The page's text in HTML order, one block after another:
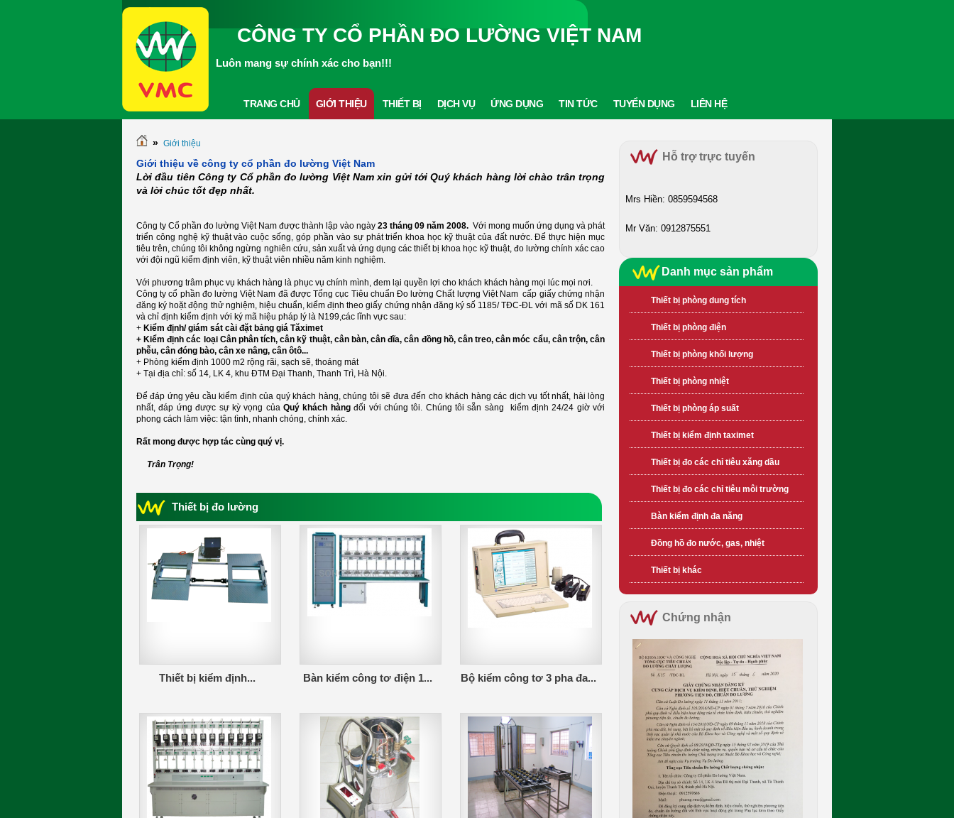
CÔNG TY CỔ PHẦN ĐO LƯỜNG VIỆT NAM
Luôn mang sự chính xác cho bạn!!!
TRANG CHỦ GIỚI THIỆU THIẾT BỊ DỊCH VỤ ỨNG DỤNG TIN TỨC TUYỂN DỤNG LIÊN HỆ
» Giới thiệu
Giới thiệu về công ty cổ phần đo lường Việt Nam
Lời đầu tiên Công ty Cổ phần đo lường Việt Nam xin gửi tới Quý khách hàng lời chào trân trọng
và lời chúc tốt đẹp nhất.
Công ty Cổ phần đo lường Việt Nam được thành lập vào ngày 23 tháng 09 năm 2008. Với mong muốn ứng dụng và phát
triển công nghệ kỹ thuật vào cuộc sống, góp phần vào sự phát triển khoa học kỹ thuật của đất nước. Để thực hiện mục
tiêu trên, chúng tôi không ngừng nghiên cứu, sản xuất và ứng dụng các thiết bị khoa học kỹ thuật, đo lường chính xác cao
với đội ngũ kiểm định viên, kỹ thuật viên nhiều năm kinh nghiệm.
Với phương trâm phục vụ khách hàng là phục vụ chính mình, đem lại quyền lợi cho khách khách hàng mọi lúc mọi nơi.
Công ty cổ phần đo lường Việt Nam đã được Tổng cục Tiêu chuẩn Đo lường Chất lượng Việt Nam cấp giấy chứng nhận
đăng ký hoặt động thử nghiệm, hiệu chuẩn, kiểm định theo giấy chứng nhận đăng ký số 1185/ TĐC-ĐL với mã số DK 161
và chỉ định kiểm định với ký mã hiệu pháp lý là N199,các lĩnh vực sau:
+ Kiểm định/ giám sát cài đặt bảng giá Tăximet
+ Kiểm định các loại Cân phân tích, cân kỹ thuật, cân bàn, cân đĩa, cân đồng hồ, cân treo, cân móc cẩu, cân trộn, cân
phễu, cân đóng bào, cân xe nâng, cân ôtô...
+ Phòng kiểm định 1000 m2 rộng rãi, sạch sẽ, thoáng mát
+ Tại địa chỉ: số 14, LK 4, khu ĐTM Đại Thanh, Thanh Trì, Hà Nội.
Để đáp ứng yêu cầu kiểm định của quý khách hàng, chúng tôi sẽ đưa đến cho khách hàng các dịch vụ tốt nhất, hài lòng
nhất, đáp ứng được sự kỳ vọng của Quý khách hàngđối với chúng tôi. Chúng tôi sẵn sàng kiểm định 24/24 giờ với
phong cách làm việc: tận tình, nhanh chóng, chính xác.
Rất mong được hợp tác cùng quý vị.
Trân Trọng!
Thiết bị đo lường
Thiết bị kiểm định... Bàn kiểm công tơ điện 1... Bộ kiểm công tơ 3 pha đa...
Hỗ trợ trực tuyến
Mrs Hiền: 0859594568
Mr Văn: 0912875551
Danh mục sản phẩm
Thiết bị phòng dung tích
Thiết bị phòng điện
Thiết bị phòng khối lượng
Thiết bị phòng nhiệt
Thiết bị phòng áp suất
Thiết bị kiểm định taximet
Thiết bị đo các chỉ tiêu xăng dầu
Thiết bị đo các chỉ tiêu môi trường
Bàn kiểm định đa năng
Đồng hồ đo nước, gas, nhiệt
Thiết bị khác
Chứng nhận